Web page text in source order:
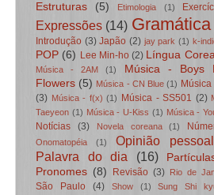
Estruturas (5) Etimologia (1)
Expressões (14) Gramática
Introdução (3) Japão (2) jay park (1) k-
POP (6) Lee Min-ho (2) Língua
Música - 2AM (1)
Música - Boys
Flowers (5) Música - CN Blue (1)
(3) Música - f(x) (1) Música - SS501 (2)
Taeyeon (1) Música - U-Kiss (1) Música -
Notícias (3) Novela coreana (1)
Onomatopéia (1) Opinião pessoal
Palavra do dia
(16)
Pronomes (8) Revisão (3) Rio de
São Paulo (4) Show (1) Sung Shi